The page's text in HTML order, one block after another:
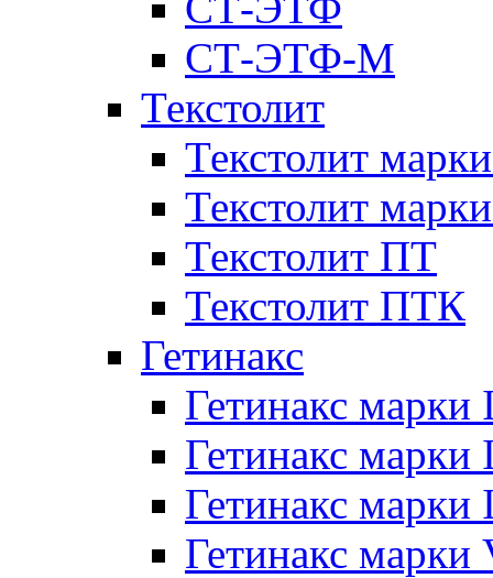
СТ-ЭТФ-M
Текстолит
Текстолит
Текстолит
Текстолит ПТ
Текстолит ПТК
Гетинакс
Гетинакс марки
Гетинакс марки
Гетинакс марки
Гетинакс марки